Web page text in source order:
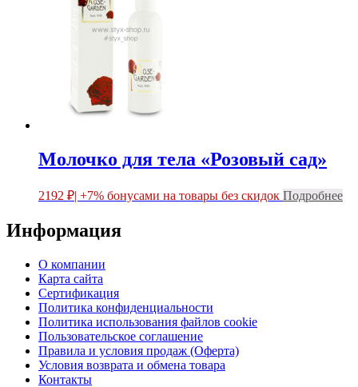
Молочко для тела «Розовый сад»
2192 ₽| +7% бонусами на товары без скидок Подробнее
Информация
О компании
Карта сайта
Сертификация
Политика конфиденциальности
Политика использования файлов cookie
Пользовательское соглашение
Правила и условия продаж (Оферта)
Условия возврата и обмена товара
Контакты